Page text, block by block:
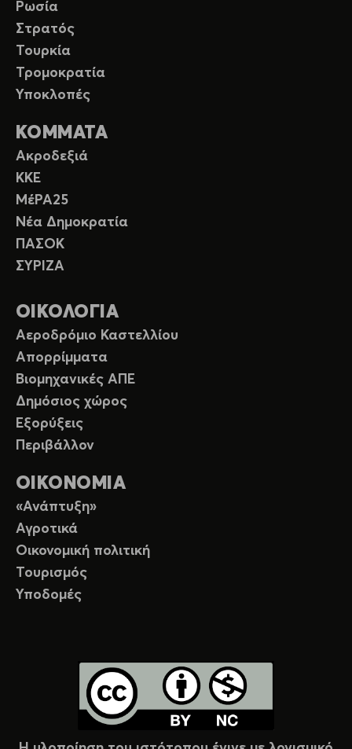
Ρωσία
Στρατός
Τουρκία
Τρομοκρατία
Υποκλοπές
ΚΟΜΜΑΤΑ
Ακροδεξιά
ΚΚΕ
ΜέΡΑ25
Νέα Δημοκρατία
ΠΑΣΟΚ
ΣΥΡΙΖΑ
ΟΙΚΟΛΟΓΙΑ
Αεροδρόμιο Καστελλίου
Απορρίμματα
Βιομηχανικές ΑΠΕ
Δημόσιος χώρος
Εξορύξεις
Περιβάλλον
ΟΙΚΟΝΟΜΙΑ
«Ανάπτυξη»
Αγροτικά
Οικονομική πολιτική
Τουρισμός
Υποδομές